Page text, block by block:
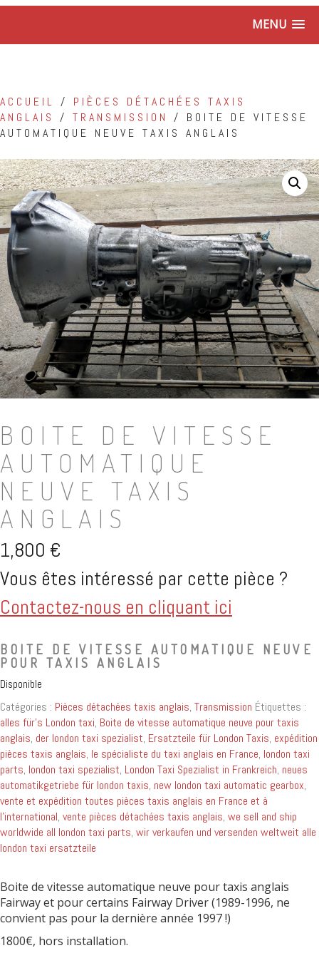
MENU
ACCUEIL / PIÈCES DÉTACHÉES TAXIS
ANGLAIS
/ TRANSMISSION
/ BOITE DE VITESSE
AUTOMATIQUE NEUVE TAXIS ANGLAIS
BOITE DE VITESSE
AUTOMATIQUE
NEUVE TAXIS
ANGLAIS
1,800 €
Vous êtes intéressé par cette pièce ?
Contactez-nous en cliquant ici
BOITE DE VITESSE AUTOMATIQUE NEUVE
POUR TAXIS ANGLAIS
Disponible
Catégories : Pièces détachées taxis anglais, Transmission Étiquettes :
alles für's London taxi, Boite de vitesse automatique neuve pour taxis
anglais, der london taxi spezialist, Ersatzteile für London Taxis, expédition
pièces taxis anglais, le spécialiste du taxi anglais en France, london taxi
parts, london taxi spezialist, London Taxi Spezialist in Frankreich, neues
automatikgetriebe für london taxis, new london taxi automatic gearbox,
vente et expédition toutes pièces taxis anglais en France et à
l'international, vente pièces détachées taxis anglais, we sell and ship
worldwide all london taxi parts, wir verkaufen und versenden weltweit alle
london taxi ersatzteile
Boite de vitesse automatique neuve pour taxis anglais
Fairway et pour certains Fairway Driver (1989-1996, ne
convient pas pour la dernière année 1997 !)
1800€, hors installation.